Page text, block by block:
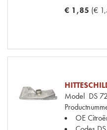
€ 1,85 (€
Model DS
OE